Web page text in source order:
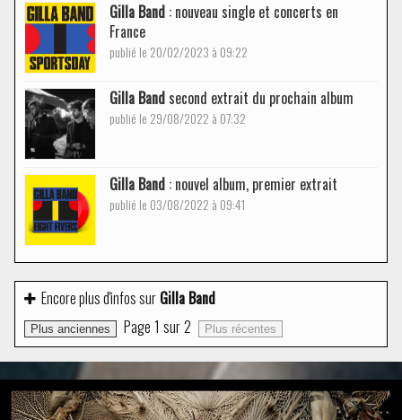
Gilla Band : nouveau single et concerts en
France
publié le 20/02/2023 à 09:22
Gilla Band second extrait du prochain album
publié le 29/08/2022 à 07:32
Gilla Band : nouvel album, premier extrait
publié le 03/08/2022 à 09:41
Encore plus d'infos sur Gilla Band
Plus anciennes Page 1 sur2 Plus récentes